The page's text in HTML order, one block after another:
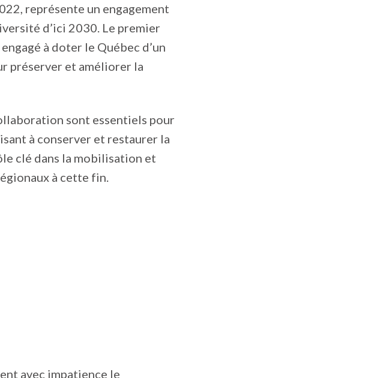
représente un engagement
d’ici 2030. Le premier
à doter le Québec d’un
préserver et améliorer la
sont essentiels pour
à conserver et restaurer la
clé dans la mobilisation et
à cette fin.
avec impatience le